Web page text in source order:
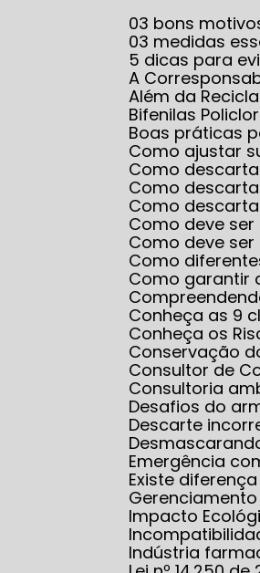
03 bons
03 medidas
5 dicas para
A
Além da
Bifenilas
Boas práticas
Como ajustar
Como
Como
Como
Como deve
Como deve
Como
Como
Conheça as
Conheça os
Conservação
Consultor de
Consultoria
Desafios do
Descarte
Emergência
Existe
Impacto
Indústria